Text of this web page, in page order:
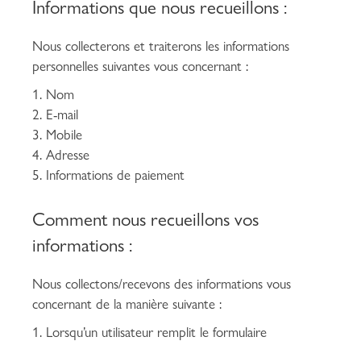
Informations que nous recueillons :
Nous collecterons et traiterons les informations
personnelles suivantes vous concernant :
Nom
E-mail
Mobile
Adresse
Informations de paiement
Comment nous recueillons vos
informations :
Nous collectons/recevons des informations vous
concernant de la manière suivante :
Lorsqu’un utilisateur remplit le formulaire